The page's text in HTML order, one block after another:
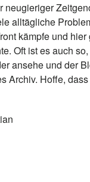
neugieriger
alltägliche
kämpfe und
Oft ist es auch
ansehe und der
Archiv. Hoffe,